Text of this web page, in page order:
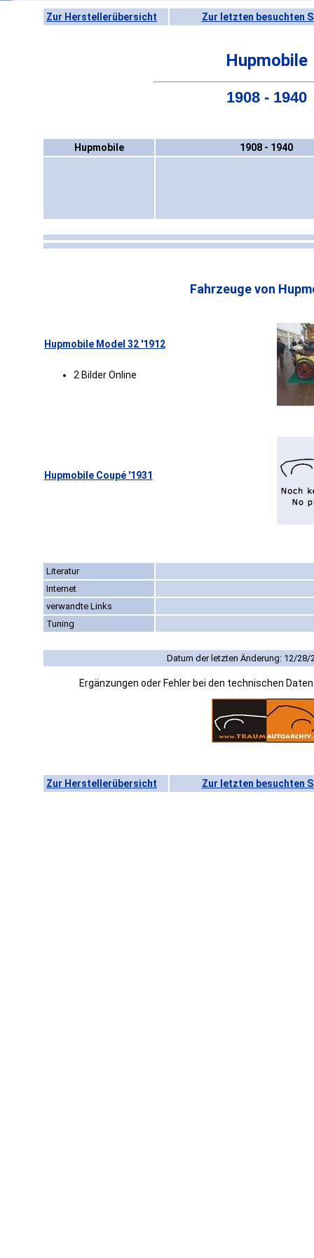
Zur Herstellerübersicht Zur letzten besuchten
Hupmobile
1908 - 1940
Hupmobile 1908 - 1940
Fahrzeuge von
Hupmobile Model 32 '1912
2 Bilder Online
Hupmobile Coupé '1931
Literatur
Internet
verwandte Links
Tuning
Datum der letzten Änderung: 12/28/
Ergänzungen oder Fehler bei den technischen
Zur Herstellerübersicht Zur letzten besuchten